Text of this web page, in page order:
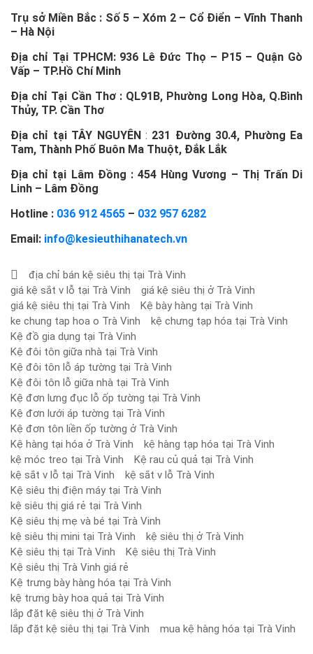
Trụ sở Miền Bắc : Số 5 – Xóm 2 – Cổ Điển – Vĩnh Thanh
– Hà Nội
Địa chỉ Tại TPHCM: 936 Lê Đức Thọ – P15 – Quận Gò
Vấp – TP.Hồ Chí Minh
Địa chỉ Tại Cần Thơ : QL91B, Phường Long Hòa, Q.Bình
Thủy, TP. Cần Thơ
Địa chỉ tại TÂY NGUYÊN: 231 Đường 30.4, Phường Ea
Tam, Thành Phố Buôn Ma Thuột, Đắk Lắk
Địa chỉ tại Lâm Đồng : 454 Hùng Vương – Thị Trấn Di
Linh – Lâm Đồng
Hotline : 036 912 4565 – 032 957 6282
Email: info@kesieuthihanatech.vn
địa chỉ bán kệ siêu thị tại Trà Vinh
giá kệ sắt v lỗ tại Trà Vinh
giá kệ siêu thị ở Trà Vinh
giá kệ siêu thị tại Trà Vinh
Kệ bày hàng tại Trà Vinh
ke chung tap hoa o Trà Vinh
kệ chưng tạp hóa tại Trà Vinh
Kệ đồ gia dụng tại Trà Vinh
Kệ đôi tôn giữa nhà tại Trà Vinh
Kệ đôi tôn lỗ áp tường tại Trà Vinh
Kệ đôi tôn lỗ giữa nhà tại Trà Vinh
Kệ đơn lưng đục lỗ ốp tường tại Trà Vinh
Kệ đơn lưới áp tường tại Trà Vinh
Kệ đơn tôn liền ốp tường ở Trà Vinh
Kệ hàng tại hóa ở Trà Vinh
kệ hàng tạp hóa tại Trà Vinh
kệ móc treo tại Trà Vinh
Kệ rau củ quả tại Trà Vinh
kệ sắt v lỗ tại Trà Vinh
kệ sắt v lỗ Trà Vinh
Kệ siêu thị điện máy tại Trà Vinh
kệ siêu thị giá rẻ tại Trà Vinh
Kệ siêu thị mẹ và bé tại Trà Vinh
kệ siêu thị mini tại Trà Vinh
kệ siêu thị ở Trà Vinh
Kệ siêu thị tại Trà Vinh
Kệ siêu thị Trà Vinh
Kệ siêu thị Trà Vinh giá rẻ
Kệ trưng bày hàng hóa tại Trà Vinh
kệ trưng bày hoa quả tại Trà Vinh
lắp đặt kệ siêu thị ở Trà Vinh
lắp đặt kệ siêu thị tại Trà Vinh
mua kệ hàng hóa tại Trà Vinh